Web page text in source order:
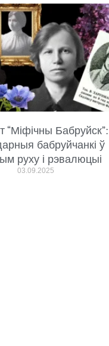
“Міфічны Бабруйск”:
бабруйчанкі ў
руху і рэвалюцыі
03.09.2025